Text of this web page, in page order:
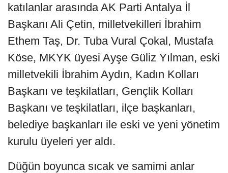
katılanlar arasında AK Parti Antalya İl
Başkanı Ali Çetin, milletvekilleri İbrahim
Ethem Taş, Dr. Tuba Vural Çokal, Mustafa
Köse, MKYK üyesi Ayşe Güliz Yılman, eski
milletvekili İbrahim Aydın, Kadın Kolları
Başkanı ve teşkilatları, Gençlik Kolları
Başkanı ve teşkilatları, ilçe başkanları,
belediye başkanları ile eski ve yeni yönetim
kurulu üyeleri yer aldı.
Düğün boyunca sıcak ve samimi anlar